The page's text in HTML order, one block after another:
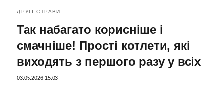
ДРУГІ СТРАВИ
Так набагато корисніше і
смачніше! Прості котлети, які
виходять з першого разу у всіх
03.05.2026 15:03